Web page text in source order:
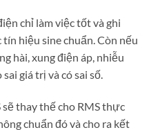
chỉ làm việc tốt và ghi
hiệu sine chuẩn. Còn nếu
hài, xung điện áp, nhiễu
giá trị và có sai số.
sẽ thay thế cho RMS thực
chuẩn đó và cho ra kết